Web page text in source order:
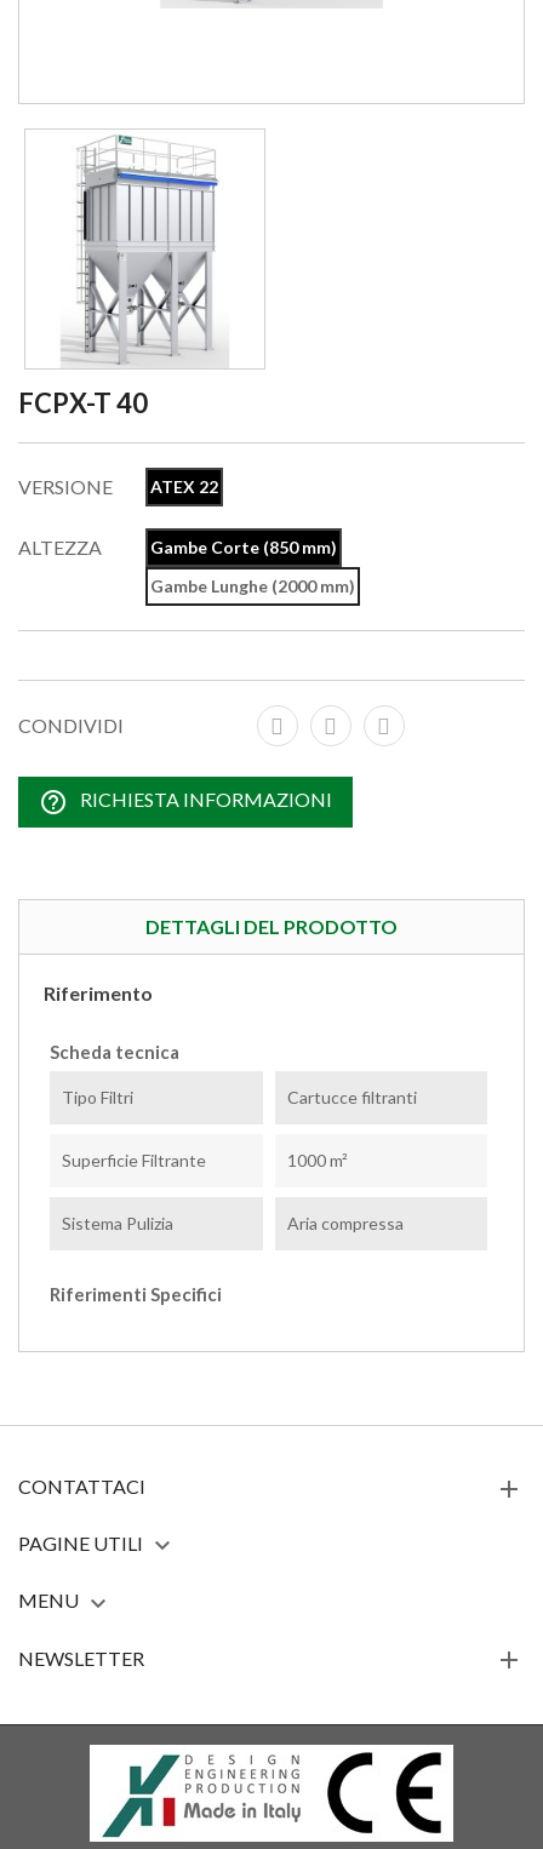
FCPX-T 40
VERSIONE ATEX 22
ALTEZZA
Gambe Corte (850 mm)
Gambe Lunghe (2000 mm)
CONDIVIDI
help_outline RICHIESTA INFORMAZIONI
DETTAGLI DEL PRODOTTO
Riferimento
Scheda tecnica
Tipo Filtri Cartucce filtranti
Superficie Filtrante 1000 m²
Sistema Pulizia Aria compressa
Riferimenti Specifici
CONTATTACI
PAGINE UTILI 
MENU 
NEWSLETTER